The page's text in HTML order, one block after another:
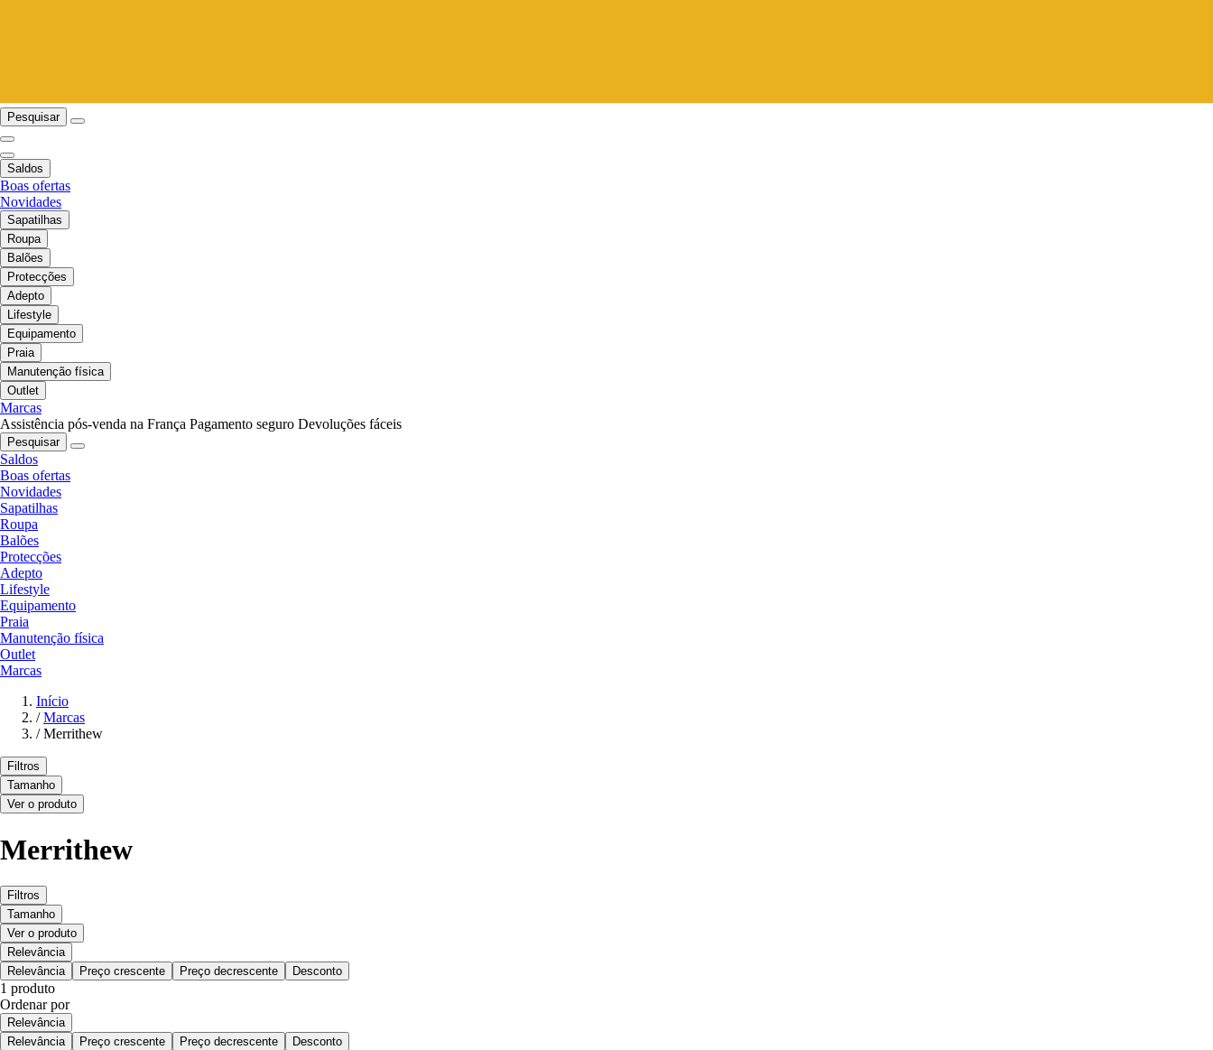
Pesquisar
Saldos
Boas ofertas
Novidades
Sapatilhas
Roupa
Balões
Protecções
Adepto
Lifestyle
Equipamento
Praia
Manutenção física
Outlet
Marcas
Assistência pós-venda na França Pagamento seguro Devoluções fáceis
Pesquisar
Saldos
Boas ofertas
Novidades
Sapatilhas
Roupa
Balões
Protecções
Adepto
Lifestyle
Equipamento
Praia
Manutenção física
Outlet
Marcas
Início
/ Marcas
/ Merrithew
Filtros
Tamanho
Ver o produto
Merrithew
Filtros
Tamanho
Ver o produto
Relevância
Relevância
Preço crescente Preço decrescente Desconto
1 produto
Ordenar por
Relevância
Relevância
Preço crescente Preço decrescente Desconto